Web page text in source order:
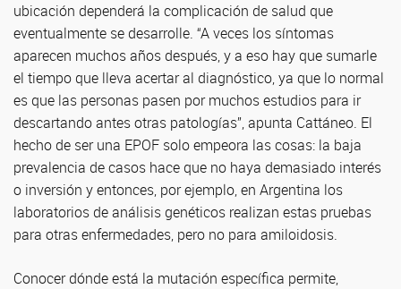
ubicación dependerá la complicación de salud que
eventualmente se desarrolle. “A veces los síntomas
aparecen muchos años después, y a eso hay que sumarle
el tiempo que lleva acertar al diagnóstico, ya que lo normal
es que las personas pasen por muchos estudios para ir
descartando antes otras patologías”, apunta Cattáneo. El
hecho de ser una EPOF solo empeora las cosas: la baja
prevalencia de casos hace que no haya demasiado interés
o inversión y entonces, por ejemplo, en Argentina los
laboratorios de análisis genéticos realizan estas pruebas
para otras enfermedades, pero no para amiloidosis.
Conocer dónde está la mutación específica permite,